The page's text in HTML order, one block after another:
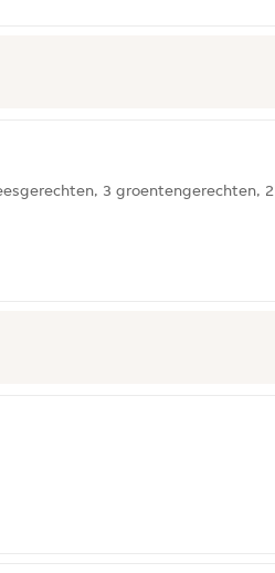
3 groentengerechten, 2